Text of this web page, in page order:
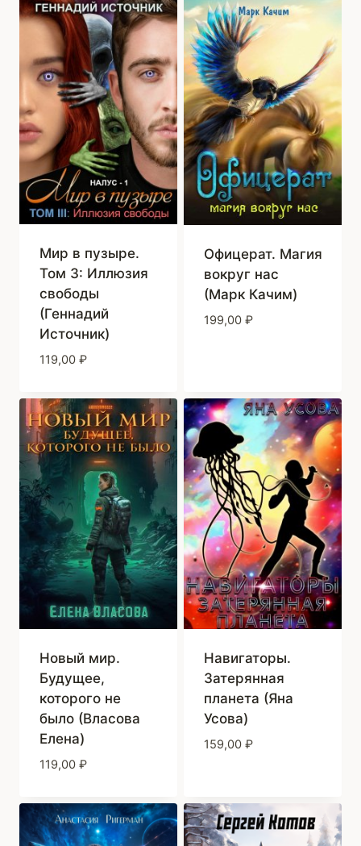
Мир в пузыре.
Том 3: Иллюзия
свободы
(Геннадий
Источник)
119,00 ₽
Офицерат. Магия
вокруг нас
(Марк Качим)
199,00 ₽
Новый мир.
Будущее,
которого не
было (Власова
Елена)
119,00 ₽
Навигаторы.
Затерянная
планета (Яна
Усова)
159,00 ₽